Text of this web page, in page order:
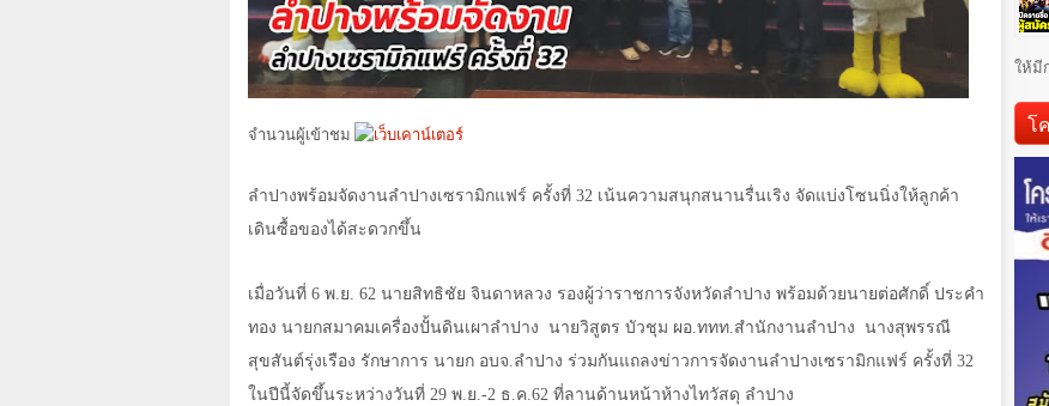
จำนวนผู้เข้าชม
ลำปางพร้อมจัดงานลำปางเซรามิกแฟร์ ครั้งที่ 32 เน้นความสนุกสนานรื่นเริง จัดแบ่งโซนนิ่งให้ลูกค้า
เดินซื้อของได้สะดวกขึ้น
เมื่อวันที่ 6 พ.ย. 62 นายสิทธิชัย จินดาหลวง รองผู้ว่าราชการจังหวัดลำปาง พร้อมด้วยนายต่อศักดิ์ ประคำ
ทอง นายกสมาคมเครื่องปั้นดินเผาลำปาง นายวิสูตร บัวชุม ผอ.ททท.สำนักงานลำปาง นางสุพรรณี
สุขสันต์รุ่งเรือง รักษาการ นายก อบจ.ลำปาง ร่วมกันแถลงข่าวการจัดงานลำปางเซรามิกแฟร์ ครั้งที่ 32
ในปีนี้จัดขึ้นระหว่างวันที่ 29 พ.ย.-2 ธ.ค.62 ที่ลานด้านหน้าห้างไทวัสดุ ลำปาง
ให้มี
โ